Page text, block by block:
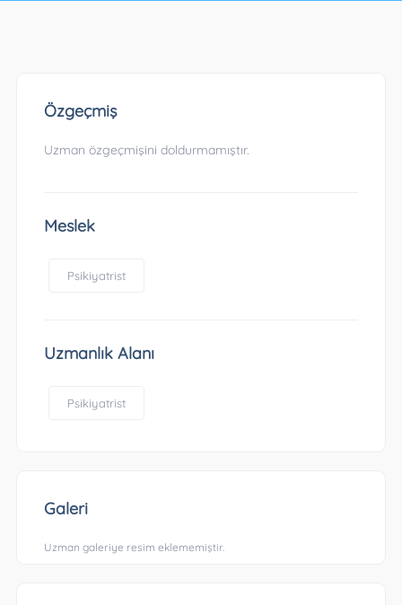
Özgeçmiş
Uzman özgeçmişini doldurmamıştır.
Meslek
Psikiyatrist
Uzmanlık Alanı
Psikiyatrist
Galeri
Uzman galeriye resim eklememiştir.